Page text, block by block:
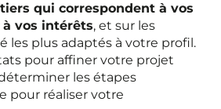
qui correspondent à vos
vos intérêts, et sur les
les plus adaptés à votre profil.
pour affiner votre projet
les étapes
pour réaliser votre